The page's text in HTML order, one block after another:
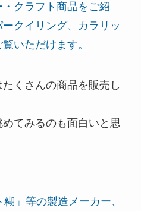
クラフト商品をご紹
クイリング、カラリッ
いただけます。
くさんの商品を販売し
てみるのも面白いと思
」等の製造メーカー、